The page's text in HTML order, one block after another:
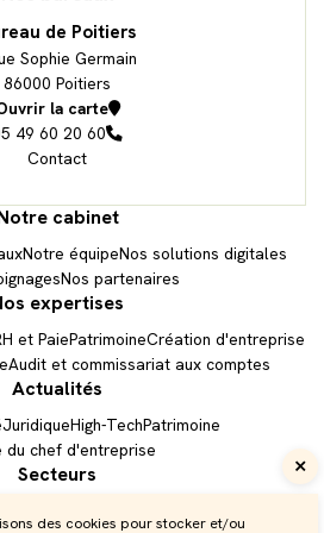
de Poitiers
Sophie Germain
86000 Poitiers
la carte
49 60 20 60
Contact
cabinet
Notre équipeNos solutions digitales
Nos partenaires
expertises
et PaiePatrimoineCréation d'entreprise
Audit et commissariat aux comptes
Actualités
JuridiqueHigh-TechPatrimoine
du chef d'entreprise
Secteurs
des cookies pour stocker et/ou